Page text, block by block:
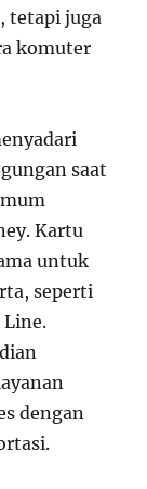
tetapi juga
komuter
saat
Kartu
untuk
seperti
Line.
dengan